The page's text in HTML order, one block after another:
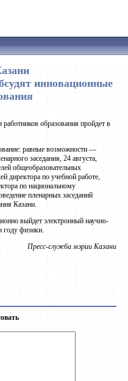
инновационные
работников образования пройдет в
равные возможности —
заседания, 24 августа,
общеобразовательных
директора по учебной работе,
по национальному
пленарных заседаний
Казани.
выйдет электронный научно-
году физики.
Пресс-служба мэрии Казани